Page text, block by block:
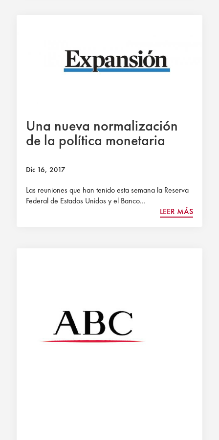
Una nueva normalización
de la política monetaria
Dic 16, 2017
Las reuniones que han tenido esta semana la Reserva
Federal de Estados Unidos y el Banco...
LEER MÁS